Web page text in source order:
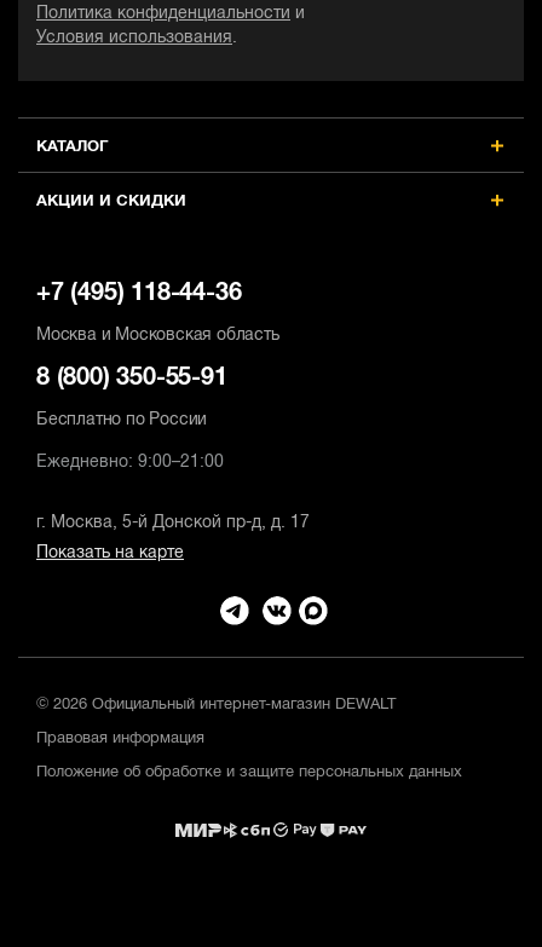
КАТАЛОГ
АКЦИИ И СКИДКИ
Политика конфиденциальности
и
Условия использования .
+7 (495) 118-44-36
Москва и Московская область
8 (800) 350-55-91
Бесплатно по России
Ежедневно: 9:00–21:00
г. Москва, 5-й Донской пр-д, д. 17
Показать на карте
© 2026 Официальный интернет-магазин DEWALT
Правовая информация
Положение об обработке и защите персональных данных